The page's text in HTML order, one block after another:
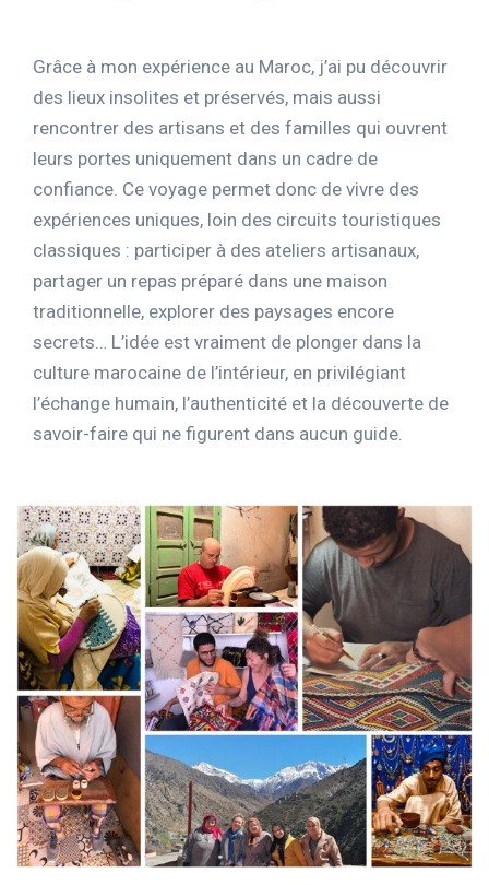
Grâce à mon expérience au Maroc, j’ai pu découvrir
des lieux insolites et préservés, mais aussi
rencontrer des artisans et des familles qui ouvrent
leurs portes uniquement dans un cadre de
confiance. Ce voyage permet donc de vivre des
expériences uniques, loin des circuits touristiques
classiques : participer à des ateliers artisanaux,
partager un repas préparé dans une maison
traditionnelle, explorer des paysages encore
secrets… L’idée est vraiment de plonger dans la
culture marocaine de l’intérieur, en privilégiant
l’échange humain, l’authenticité et la découverte de
savoir-faire qui ne figurent dans aucun guide.